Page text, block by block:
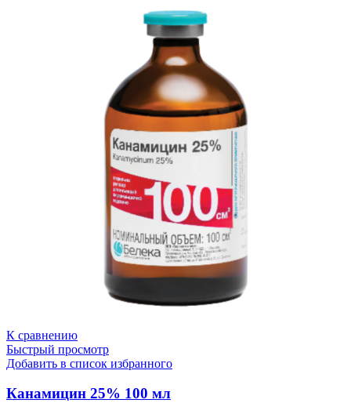
К сравнению
Быстрый просмотр
Добавить в список избранного
Канамицин 25% 100 мл